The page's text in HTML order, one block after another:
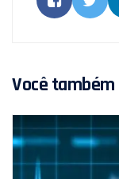
Você